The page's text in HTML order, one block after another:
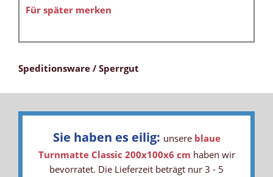
Für später merken
Speditionsware / Sperrgut
Sie haben es eilig: unsere blaue
Turnmatte Classic 200x100x6 cm haben wir
bevorratet. Die Lieferzeit beträgt nur 3 - 5